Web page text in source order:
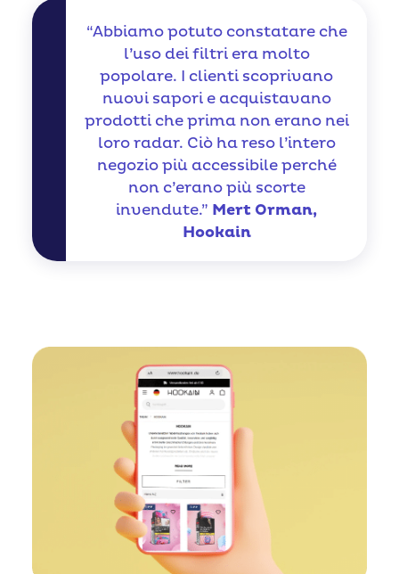
“Abbiamo potuto constatare che
l’uso dei filtri era molto
popolare. I clienti scoprivano
nuovi sapori e acquistavano
prodotti che prima non erano nei
loro radar. Ciò ha reso l’intero
negozio più accessibile perché
non c’erano più scorte
invendute.” Mert Orman,
Hookain